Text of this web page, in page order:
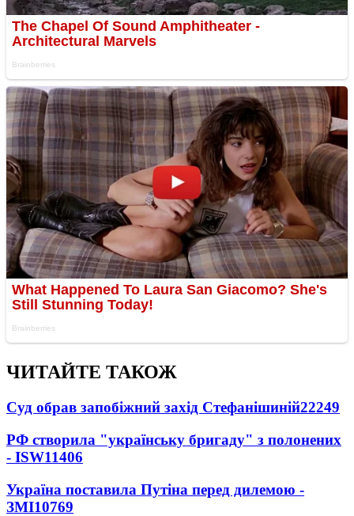
ЧИТАЙТЕ ТАКОЖ
Суд обрав запобіжний захід Стефанішиній22249
РФ створила "українську бригаду" з полонених
- ISW11406
Україна поставила Путіна перед дилемою -
ЗМІ10769